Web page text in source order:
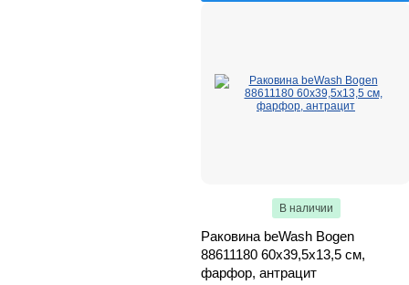
В наличии
Раковина beWash Bogen
88611180 60х39,5х13,5 см,
фарфор, антрацит